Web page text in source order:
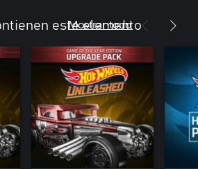
este elemento
Mostrar todo